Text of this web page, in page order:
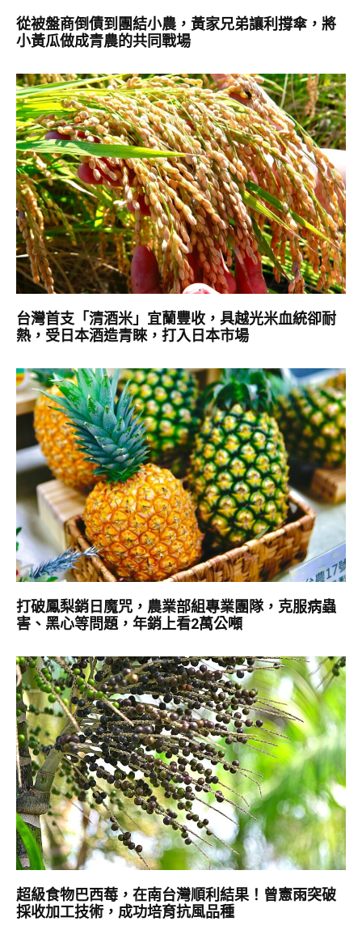
從被盤商倒債到團結小農，黃家兄弟讓利撐傘，將
小黃瓜做成青農的共同戰場
台灣首支「清酒米」宜蘭豐收，具越光米血統卻耐
熱，受日本酒造青睞，打入日本市場
打破鳳梨銷日魔咒，農業部組專業團隊，克服病蟲
害、黑心等問題，年銷上看2萬公噸
超級食物巴西莓，在南台灣順利結果！曾憲雨突破
採收加工技術，成功培育抗風品種